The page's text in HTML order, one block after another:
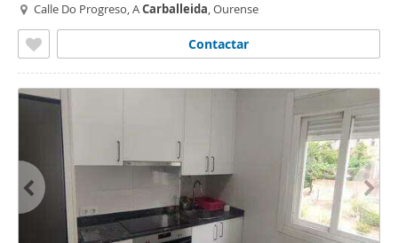
Calle Do Progreso, ACarballeida, Ourense
Contactar